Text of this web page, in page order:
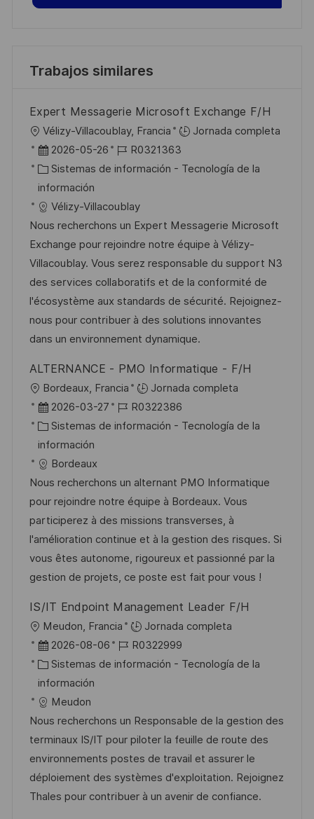
Trabajos similares
Expert Messagerie Microsoft Exchange F/H
U
b
a
c
i
ó
n
Vélizy-Villacoublay, Francia
Jornada completa
F
e
c
h
a
d
e
p
u
b
l
c
a
c
i
ó
n
2026-05-26
I
D
e
e
m
p
l
e
o
R0321363
C
a
t
e
g
o
r
í
a
Sistemas de información - Tecnología de la
información
Vélizy-Villacoublay
Nous recherchons un Expert Messagerie Microsoft
Exchange pour rejoindre notre équipe à Vélizy-
Villacoublay. Vous serez responsable du support N3
des services collaboratifs et de la conformité de
l'écosystème aux standards de sécurité. Rejoignez-
nous pour contribuer à des solutions innovantes
dans un environnement dynamique.
ALTERNANCE - PMO Informatique - F/H
U
b
a
c
i
ó
n
Bordeaux, Francia
Jornada completa
F
e
c
h
a
d
e
p
u
b
i
c
a
c
i
ó
n
2026-03-27
I
D
e
m
p
l
e
o
R0322386
C
a
t
e
g
o
r
í
a
Sistemas de información - Tecnología de la
información
Bordeaux
Nous recherchons un alternant PMO Informatique
pour rejoindre notre équipe à Bordeaux. Vous
participerez à des missions transverses, à
l'amélioration continue et à la gestion des risques. Si
vous êtes autonome, rigoureux et passionné par la
gestion de projets, ce poste est fait pour vous !
IS/IT Endpoint Management Leader F/H
U
b
a
c
i
ó
n
Meudon, Francia
Jornada completa
F
e
c
h
a
d
e
p
u
2026-08-06
I
D
e
m
p
l
e
R0322999
C
a
t
e
g
o
r
í
Sistemas de información - Tecnología de la
información
Meudon
Nous recherchons un Responsable de la gestion des
terminaux IS/IT pour piloter la feuille de route des
environnements postes de travail et assurer le
déploiement des systèmes d'exploitation. Rejoignez
Thales pour contribuer à un avenir de confiance.